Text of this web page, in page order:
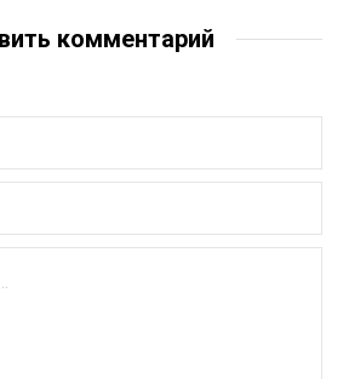
комментарий